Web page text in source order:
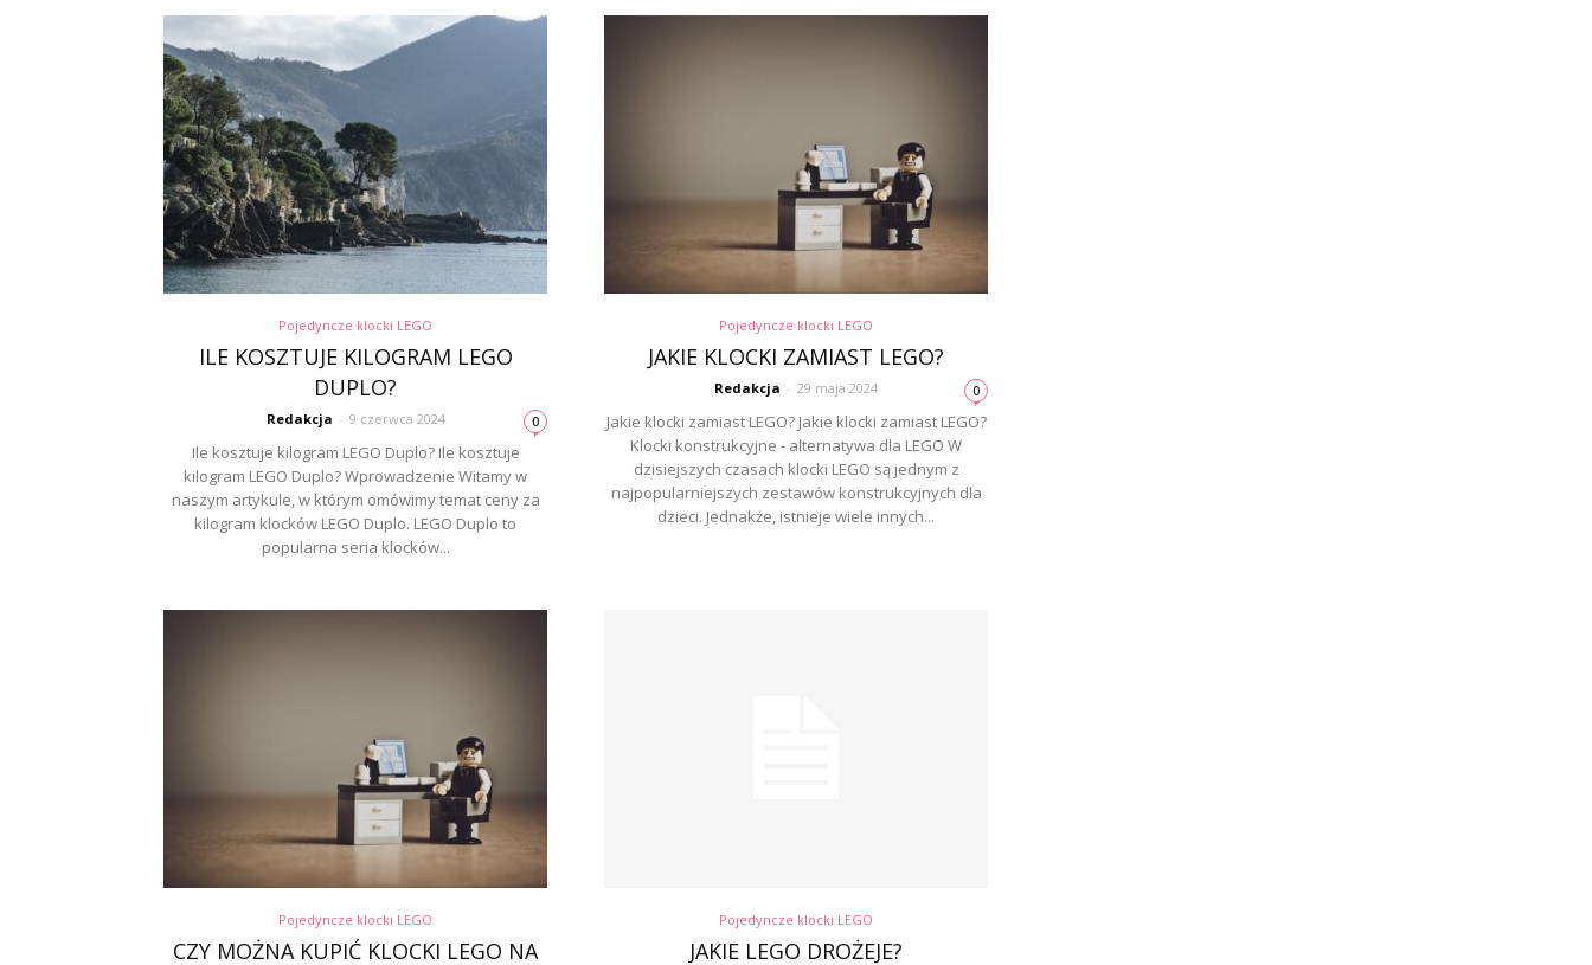
Pojedyncze klocki LEGO
ILE KOSZTUJE KILOGRAM LEGO
DUPLO?
Redakcja - 9 czerwca 2024 0
Ile kosztuje kilogram LEGO Duplo? Ile kosztuje
kilogram LEGO Duplo? Wprowadzenie Witamy w
naszym artykule, w którym omówimy temat ceny za
kilogram klocków LEGO Duplo. LEGO Duplo to
popularna seria klocków...
Pojedyncze klocki LEGO
JAKIE KLOCKI ZAMIAST LEGO?
Redakcja - 29 maja 2024 0
Jakie klocki zamiast LEGO? Jakie klocki zamiast LEGO?
Klocki konstrukcyjne - alternatywa dla LEGO W
dzisiejszych czasach klocki LEGO są jednym z
najpopularniejszych zestawów konstrukcyjnych dla
dzieci. Jednakże, istnieje wiele innych...
Pojedyncze klocki LEGO
CZY MOŻNA KUPIĆ KLOCKI LEGO NA
Pojedyncze klocki LEGO
JAKIE LEGO DROŻEJE?